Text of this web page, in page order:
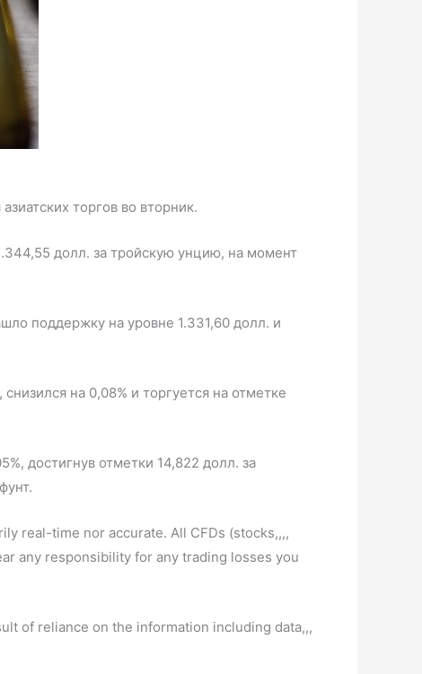
торгов во вторник.
долл. за тройскую унцию, на момент
поддержку на уровне 1.331,60 долл. и
на 0,08% и торгуется на отметке
достигнув отметки 14,822 долл. за
real-time nor accurate. All CFDs (stocks,,,,
any responsibility for any trading losses you
of reliance on the information including data,,,